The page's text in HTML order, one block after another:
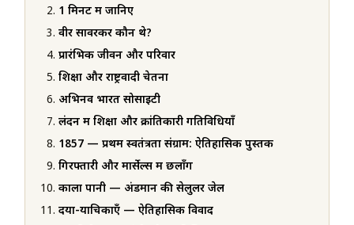
1 मिनट में जानिए
वीर सावरकर कौन थे?
प्रारंभिक जीवन और परिवार
शिक्षा और राष्ट्रवादी चेतना
अभिनव भारत सोसाइटी
लंदन में शिक्षा और क्रांतिकारी गतिविधियाँ
1857 — प्रथम स्वतंत्रता संग्राम: ऐतिहासिक पुस्तक
गिरफ्तारी और मार्सेल्स में छलाँग
काला पानी — अंडमान की सेलुलर जेल
दया-याचिकाएँ — ऐतिहासिक विवाद